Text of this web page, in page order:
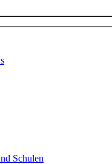
Schulen